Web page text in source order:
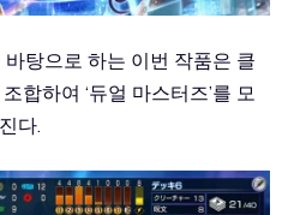
바탕으로 하는 이번 작품은 클
합하여 ‘듀얼 마스터즈’를 모
다.